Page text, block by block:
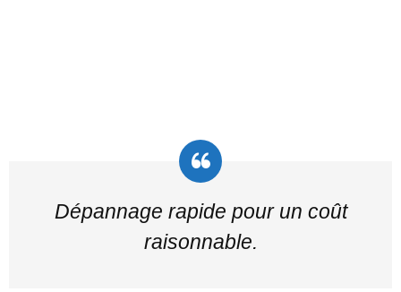
Dépannage rapide pour un coût
raisonnable.